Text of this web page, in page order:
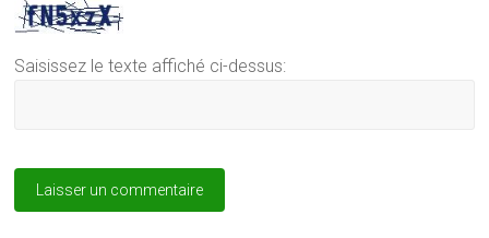
Saisissez le texte affiché ci-dessus: